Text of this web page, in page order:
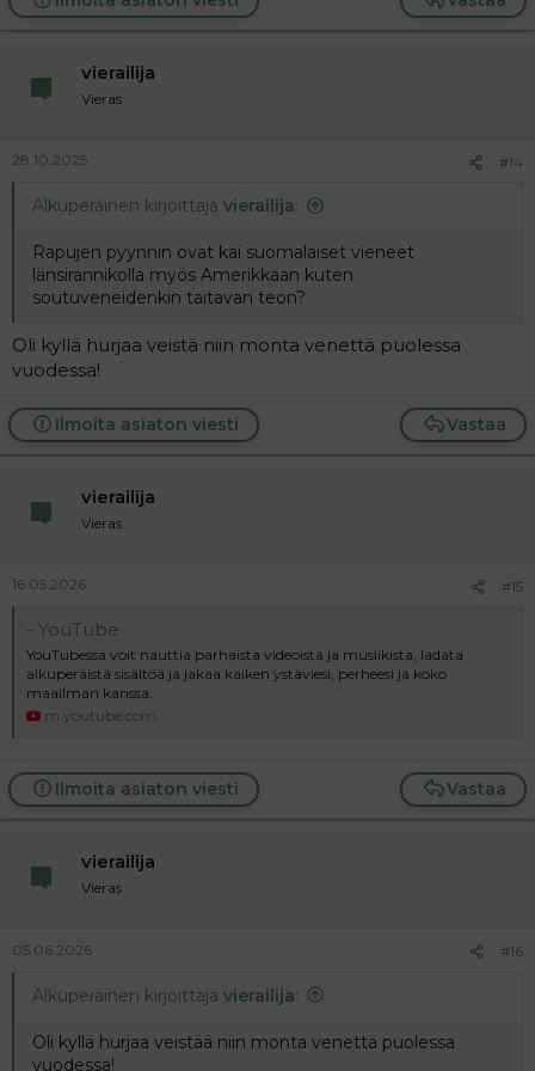
vierailija
Vieras
28.10.2025 #14
Alkuperäinen kirjoittaja vierailija:
Rapujen pyynnin ovat kai suomalaiset vieneet
länsirannikolla myös Amerikkaan kuten
soutuveneidenkin taitavan teon?
Oli kyllä hurjaa veistä niin monta venettä puolessa
vuodessa!
Vastaa
Ilmoita asiaton viesti
vierailija
Vieras
16.05.2026 #15
- YouTube
YouTubessa voit nauttia parhaista videoista ja musiikista, ladata
alkuperäistä sisältöä ja jakaa kaiken ystäviesi, perheesi ja koko
maailman kanssa.
m.youtube.com
Vastaa
Ilmoita asiaton viesti
vierailija
Vieras
05.06.2026 #16
Alkuperäinen kirjoittaja vierailija:
Oli kyllä hurjaa veistää niin monta venettä puolessa
vuodessa!